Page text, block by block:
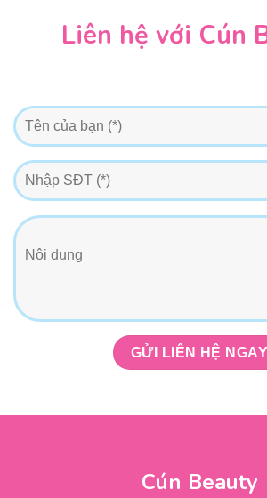
Liên hệ với Cún
Cún Beauty